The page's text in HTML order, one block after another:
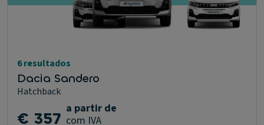
6 resultados
Dacia Sandero
Hatchback
€ 357 a partir de
com IVA